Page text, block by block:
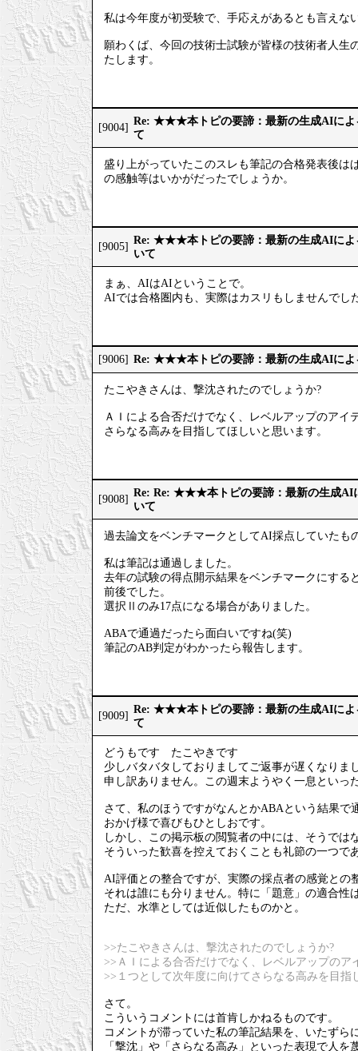
私は今年度が初受験で、手応えがあるとも言えな
願わくば、今回の技術士試験が皆様の技術者人生
たします。
[9004]
Re: ★★★本トピの要諦：最新の生成AIによ
て
盛り上がっていたこのスレも筆記の合格発表後
の感触等はいかがだったでしょうか。
[9005]
Re: ★★★本トピの要諦：最新の生成AIによ
いて
まぁ、AIはAIということで。
AIでは合格圏内も、実際はカスリもしませんでし
[9006] Re: ★★★本トピの要諦：最新の生成AIによ
たこやきさんは、撃沈されたのでしょうか?
ＡＩによる合否だけでなく、レベルアップのアイ
さらなる高みを目指してほしいと思います。
[9008]
Re: Re: ★★★本トピの要諦：最新の生成AI
いて
過去論文をベンチマークとしてAI採点していたも
私は筆記は通過しました。
去年の試験の得点開示結果をベンチマークにす
前後でした。
選択Ⅱのみ17点になる場合がありました。
ABAで通過だったら面白いですね(笑)
筆記のAB判定がわかったら報告します。
[9009]
Re: ★★★本トピの要諦：最新の生成AIによ
て
どうもです たこやきです
少しバタバタしておりましてご返事が遅くなりま
申し訳ありません。この週末ようやく一息といっ
さて、私のほうですがなんとかABAという結果で
おかげ様で喜びもひとしおです。
しかし、この掲示板の閲覧者の中には、そうでは
そういった歓喜を控えておくことも礼節の一つで
AI評価との整合ですが、実際の採点者の感覚との
それは誰にも分りません。特に「題意」の適合性
ただ、水準としては近似したものかと。
>>たこやきさんは、撃沈されたのでしょうか?
>>ＡＩによる合否だけでなく、レベルアップのア
>>１つとして次年度に向けてさらなる高みを目指
さて。
こういうコメントには首肯しかねるものです。
コメントが滞っていた私の筆記結果を、いたずら
「撃沈」や「さらなる高み」といった表現で人を